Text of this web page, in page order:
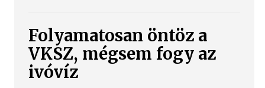
Folyamatosan öntöz a
VKSZ, mégsem fogy az
ivóvíz